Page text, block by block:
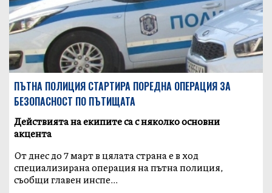
ПЪТНА ПОЛИЦИЯ СТАРТИРА ПОРЕДНА ОПЕРАЦИЯ ЗА
БЕЗОПАСНОСТ ПО ПЪТИЩАТА
Действията на екипите са с няколко основни
акцента
От днес до 7 март в цялата страна е в ход
специализирана операция на пътна полиция,
съобщи главен инспе...